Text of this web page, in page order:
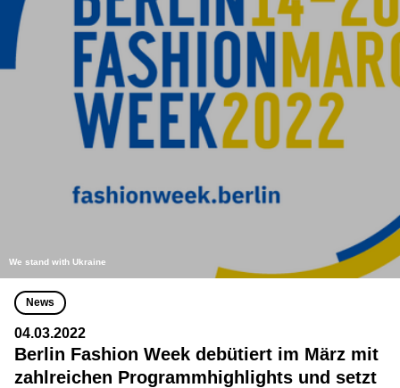
We stand with Ukraine
News
04.03.2022
Berlin Fashion Week debütiert im März mit
zahlreichen Programmhighlights und setzt